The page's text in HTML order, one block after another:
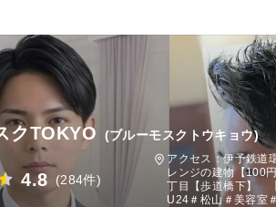
クTOKYO (ブルーモスクトウキョウ)
4.8 (284件)
アクセス：伊予鉄
レンジの建物【100
丁目【歩道橋下】
U24＃松山＃美容室